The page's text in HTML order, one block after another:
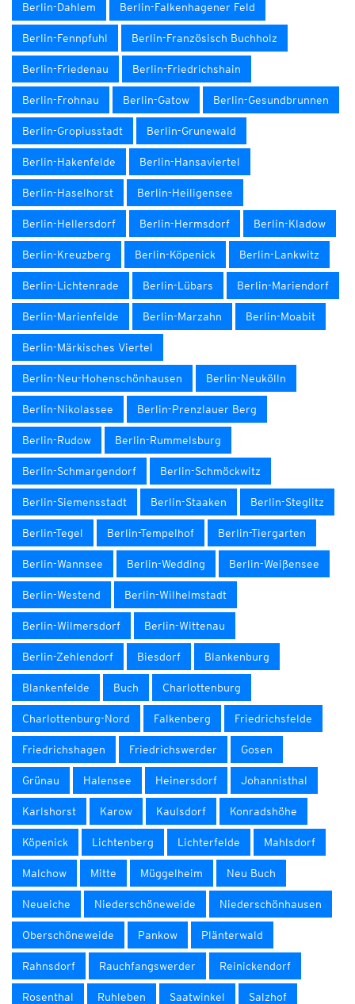
Berlin-Dahlem Berlin-Falkenhagener Feld
Berlin-Fennpfuhl Berlin-Französisch Buchholz
Berlin-Friedenau Berlin-Friedrichshain
Berlin-Frohnau Berlin-Gatow Berlin-Gesundbrunnen
Berlin-Gropiusstadt Berlin-Grunewald
Berlin-Hakenfelde Berlin-Hansaviertel
Berlin-Haselhorst Berlin-Heiligensee
Berlin-Hellersdorf Berlin-Hermsdorf Berlin-Kladow
Berlin-Kreuzberg Berlin-Köpenick Berlin-Lankwitz
Berlin-Lichtenrade Berlin-Lübars Berlin-Mariendorf
Berlin-Marienfelde Berlin-Marzahn Berlin-Moabit
Berlin-Märkisches Viertel
Berlin-Neu-Hohenschönhausen Berlin-Neukölln
Berlin-Nikolassee Berlin-Prenzlauer Berg
Berlin-Rudow Berlin-Rummelsburg
Berlin-Schmargendorf Berlin-Schmöckwitz
Berlin-Siemensstadt Berlin-Staaken Berlin-Steglitz
Berlin-Tegel Berlin-Tempelhof Berlin-Tiergarten
Berlin-Wannsee Berlin-Wedding Berlin-Weißensee
Berlin-Westend Berlin-Wilhelmstadt
Berlin-Wilmersdorf Berlin-Wittenau
Berlin-Zehlendorf Biesdorf Blankenburg
Blankenfelde Buch Charlottenburg
Charlottenburg-Nord Falkenberg Friedrichsfelde
Friedrichshagen Friedrichswerder Gosen
Grünau Halensee Heinersdorf Johannisthal
Karlshorst Karow Kaulsdorf Konradshöhe
Köpenick Lichtenberg Lichterfelde Mahlsdorf
Malchow Mitte Müggelheim Neu Buch
Neueiche Niederschöneweide Niederschönhausen
Oberschöneweide Pankow Plänterwald
Rahnsdorf Rauchfangswerder Reinickendorf
Rosenthal Ruhleben Saatwinkel Salzhof